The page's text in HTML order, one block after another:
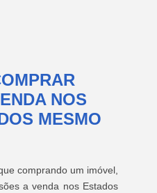
NOS
MESMO
comprando um imóvel,
a venda nos Estados